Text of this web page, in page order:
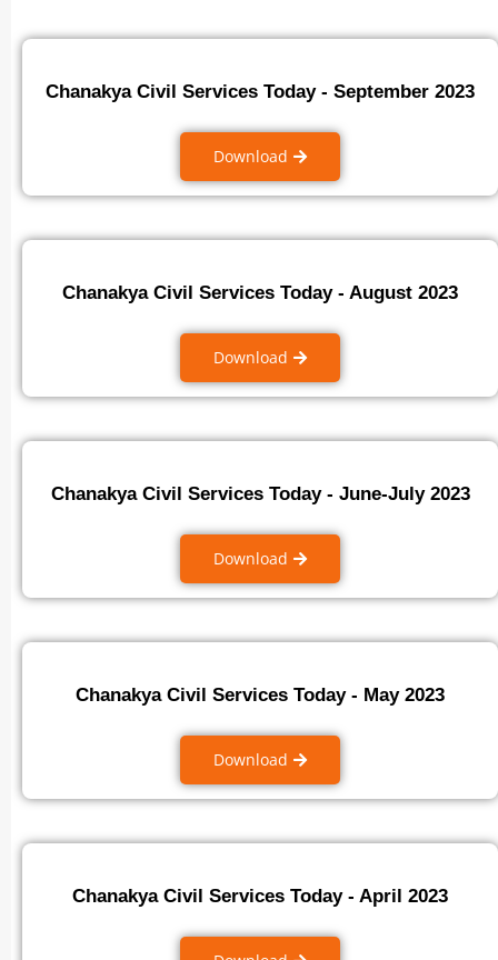
Chanakya Civil Services Today - September 2023
Download
Chanakya Civil Services Today - August 2023
Download
Chanakya Civil Services Today - June-July 2023
Download
Chanakya Civil Services Today - May 2023
Download
Chanakya Civil Services Today - April 2023